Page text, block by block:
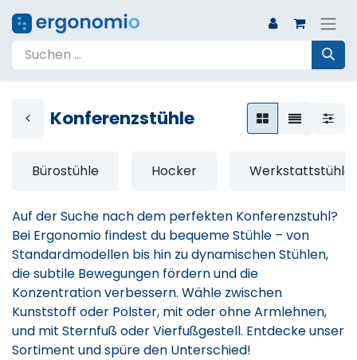
Konferenzstühle
Bürostühle Hocker Werkstattstühle
Auf der Suche nach dem perfekten Konferenzstuhl?
Bei Ergonomio findest du bequeme Stühle – von
Standardmodellen bis hin zu dynamischen Stühlen,
die subtile Bewegungen fördern und die
Konzentration verbessern. Wähle zwischen
Kunststoff oder Polster, mit oder ohne Armlehnen,
und mit Sternfuß oder Vierfußgestell. Entdecke unser
Sortiment und spüre den Unterschied!